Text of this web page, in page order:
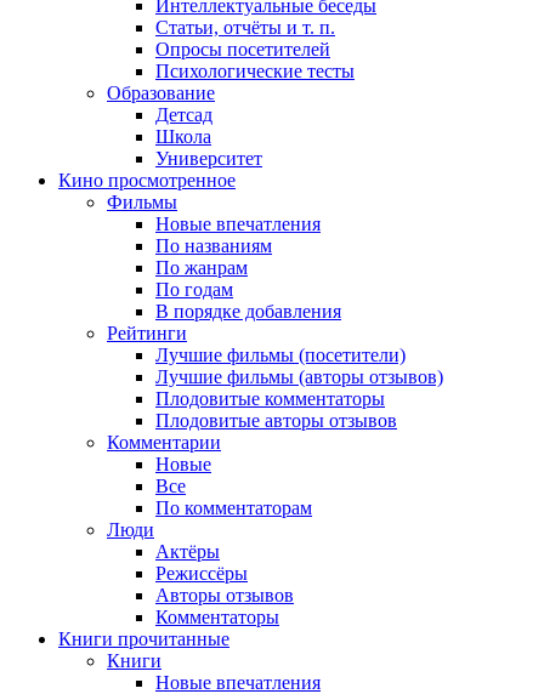
Интеллектуальные беседы
Статьи, отчёты и т. п.
Опросы посетителей
Психологические тесты
Образование
Детсад
Школа
Университет
Кино просмотренное
Фильмы
Новые впечатления
По названиям
По жанрам
По годам
В порядке добавления
Рейтинги
Лучшие фильмы (посетители)
Лучшие фильмы (авторы отзывов)
Плодовитые комментаторы
Плодовитые авторы отзывов
Комментарии
Новые
Все
По комментаторам
Люди
Актёры
Режиссёры
Авторы отзывов
Комментаторы
Книги прочитанные
Книги
Новые впечатления